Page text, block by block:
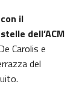
il
dell’ACM
Carolis e
del